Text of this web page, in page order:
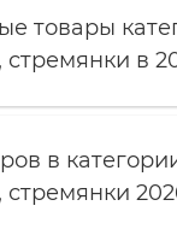
товары
в
в